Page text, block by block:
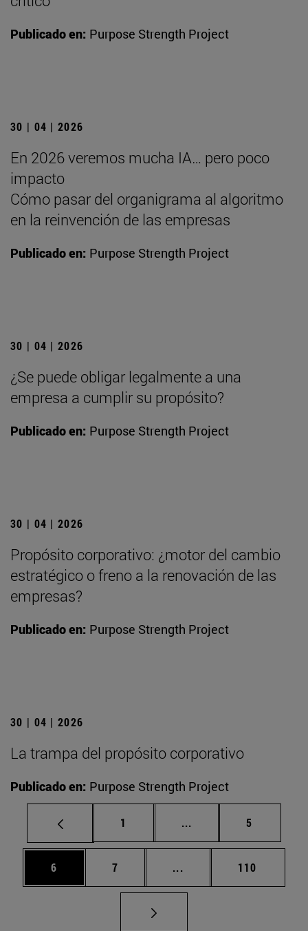
Publicado en: Purpose Strength Project
30 | 04 | 2026
En 2026 veremos mucha IA… pero poco
impacto
Cómo pasar del organigrama al algoritmo
en la reinvención de las empresas
Publicado en: Purpose Strength Project
30 | 04 | 2026
¿Se puede obligar legalmente a una
empresa a cumplir su propósito?
Publicado en: Purpose Strength Project
30 | 04 | 2026
Propósito corporativo: ¿motor del cambio
estratégico o freno a la renovación de las
empresas?
Publicado en: Purpose Strength Project
30 | 04 | 2026
La trampa del propósito corporativo
Publicado en: Purpose Strength Project
Página
1 ... Páginas intermedias
Página
5
Página
6 Página
7 ... Páginas intermedias
Página
110